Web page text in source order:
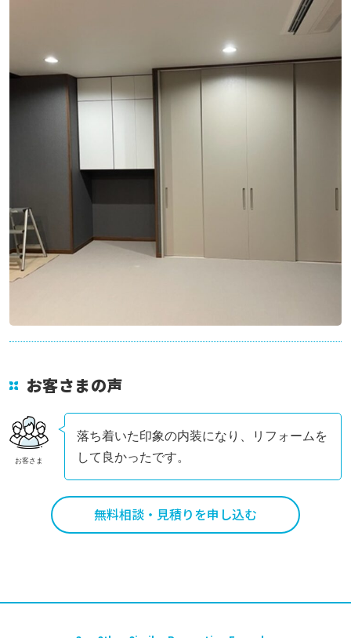
お客さまの声
お客さま
落ち着いた印象の内装になり、リフォームを
して良かったです。
無料相談・見積りを申し込む